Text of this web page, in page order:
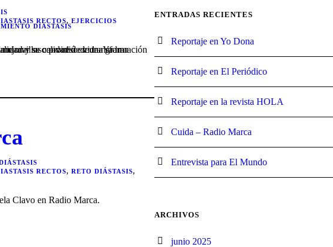
RECTOS, EJERCICIOS
DIASTASIS
RECTOS, RETO DIÁSTASIS,
Clavo en Radio Marca.
ENTRADAS RECIENTES
Reportaje en Yo Dona
Reportaje en El Periódico
Reportaje en la revista HOLA
Cuida – Radio Marca
Entrevista para El Mundo
ARCHIVOS
junio 2025